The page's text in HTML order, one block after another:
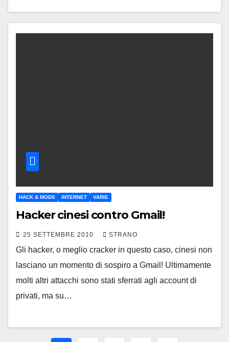
HACK & MODS INTERNET VARIE
Hacker cinesi contro Gmail!
25 SETTEMBRE 2010 STRANO
Gli hacker, o meglio cracker in questo caso, cinesi non
lasciano un momento di sospiro a Gmail! Ultimamente
molti altri attacchi sono stati sferrati agli account di
privati, ma su…